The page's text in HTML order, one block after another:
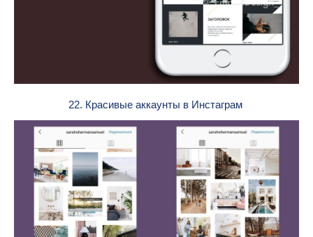
22. Красивые аккаунты в Инстаграм